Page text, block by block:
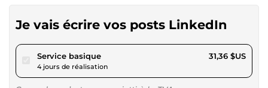
Je vais écrire vos posts LinkedIn
Service basiquepour 28,89 $US
4 jours de réalisation
31,36 $US